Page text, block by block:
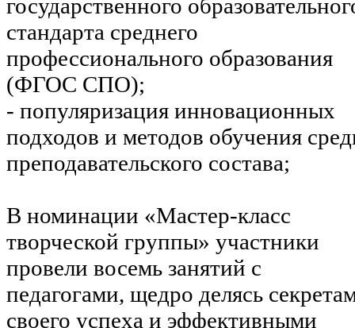
государственного
стандарта среднего
профессионального образования
(ФГОС СПО);
- популяризация инновационных
подходов и методов обучения
преподавательского состава;
В номинации «Мастер-класс
творческой группы» участники
провели восемь занятий с
педагогами, щедро делясь
своего успеха и эффективными